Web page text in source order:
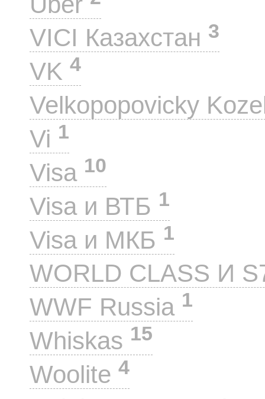
VICI Казахстан 3
VK 4
Velkopopovicky
Vi 1
Visa 10
Visa и ВТБ 1
Visa и МКБ 1
WORLD CLASS И
WWF Russia 1
Whiskas 15
Woolite 4